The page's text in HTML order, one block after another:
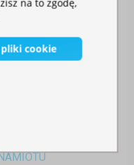
na to zgodę,
cookie